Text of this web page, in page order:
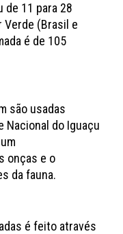
de 11 para 28
Verde (Brasil e
é de 105
são usadas
Nacional do Iguaçu
onças e o
da fauna.
é feito através